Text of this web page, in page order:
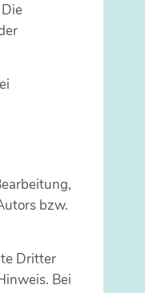
bzw.
Dritter
Bei